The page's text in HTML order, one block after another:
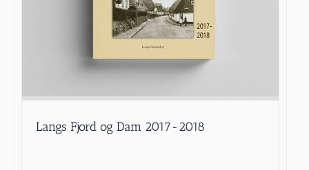
Langs Fjord og Dam 2017-2018